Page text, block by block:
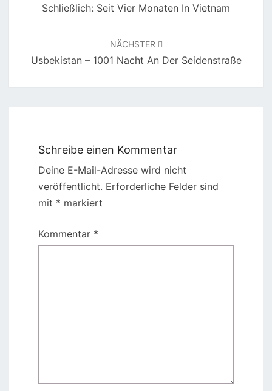
Schließlich: Seit Vier Monaten In Vietnam
NÄCHSTER
Usbekistan – 1001 Nacht An Der Seidenstraße
Schreibe einen Kommentar
Deine E-Mail-Adresse wird nicht
veröffentlicht. Erforderliche Felder sind
mit * markiert
Kommentar *